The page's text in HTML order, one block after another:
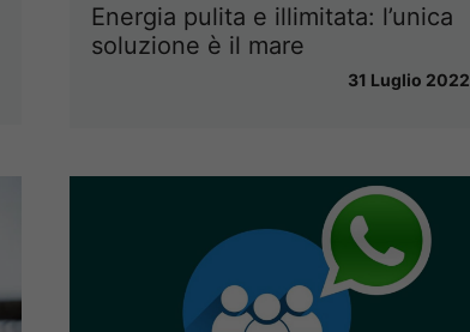
Energia pulita e illimitata: l’unica
soluzione è il mare
31 Luglio 2022